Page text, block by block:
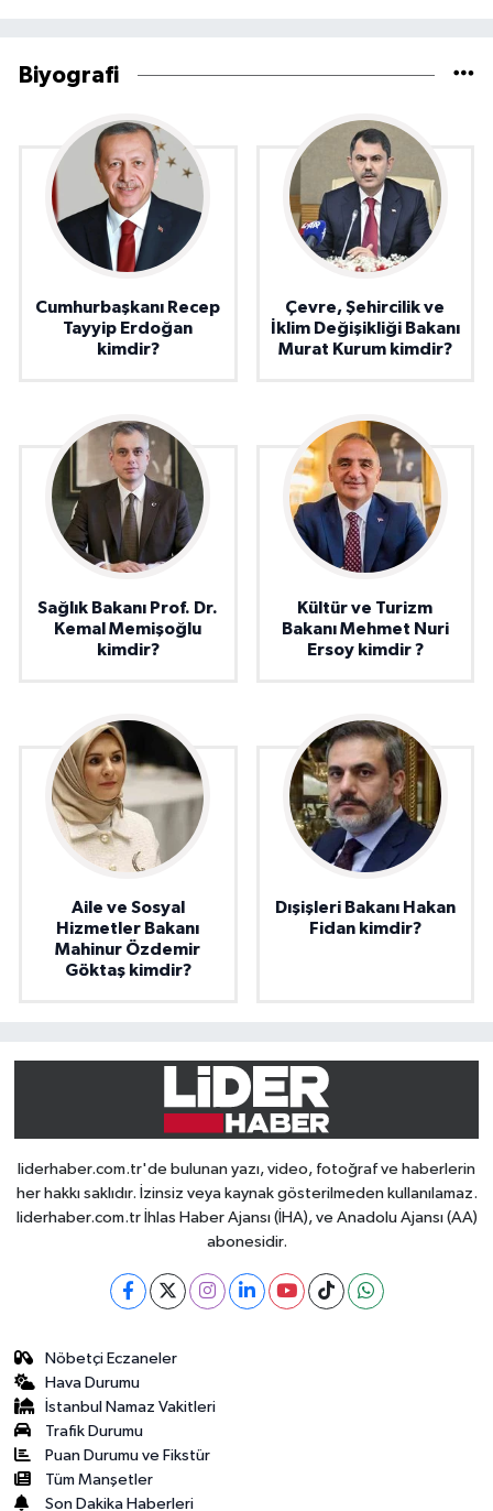
Biyografi
Cumhurbaşkanı Recep
Tayyip Erdoğan
kimdir?
Çevre, Şehircilik ve
İklim Değişikliği Bakanı
Murat Kurum kimdir?
Sağlık Bakanı Prof. Dr.
Kemal Memişoğlu
kimdir?
Kültür ve Turizm
Bakanı Mehmet Nuri
Ersoy kimdir ?
Aile ve Sosyal
Hizmetler Bakanı
Mahinur Özdemir
Göktaş kimdir?
Dışişleri Bakanı Hakan
Fidan kimdir?
liderhaber.com.tr'de bulunan yazı, video, fotoğraf ve haberlerin
her hakkı saklıdır. İzinsiz veya kaynak gösterilmeden kullanılamaz.
liderhaber.com.tr İhlas Haber Ajansı (İHA), ve Anadolu Ajansı (AA)
abonesidir.
Nöbetçi Eczaneler
Hava Durumu
İstanbul Namaz Vakitleri
Trafik Durumu
Puan Durumu ve Fikstür
Tüm Manşetler
Son Dakika Haberleri